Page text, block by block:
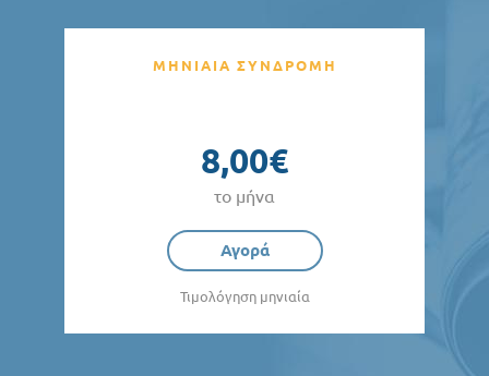
ΜΗΝΙΑΙΑ ΣΥΝΔΡΟΜΗ
8,00€
το μήνα
Αγορά
Τιμολόγηση μηνιαία